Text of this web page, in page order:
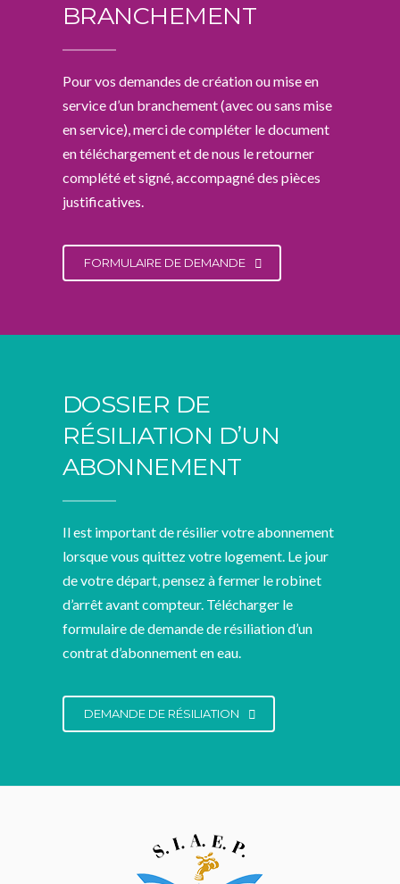
BRANCHEMENT
Pour vos demandes de création ou mise en
service d’un branchement (avec ou sans mise
en service), merci de compléter le document
en téléchargement et de nous le retourner
complété et signé, accompagné des pièces
justificatives.
FORMULAIRE DE DEMANDE
DOSSIER DE
RÉSILIATION D’UN
ABONNEMENT
Il est important de résilier votre abonnement
lorsque vous quittez votre logement. Le jour
de votre départ, pensez à fermer le robinet
d’arrêt avant compteur. Télécharger le
formulaire de demande de résiliation d’un
contrat d’abonnement en eau.
DEMANDE DE RÉSILIATION